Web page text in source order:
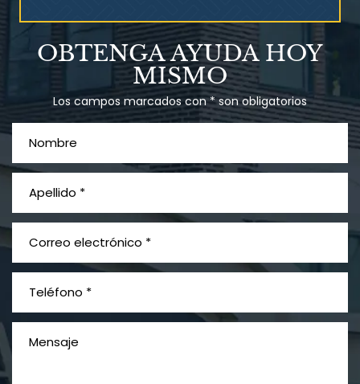
Talco en polvo
Ovary cancer
¿Qué es el mesotelioma?
OBTENGA AYUDA HOY
MISMO
Los campos marcados con * son obligatorios